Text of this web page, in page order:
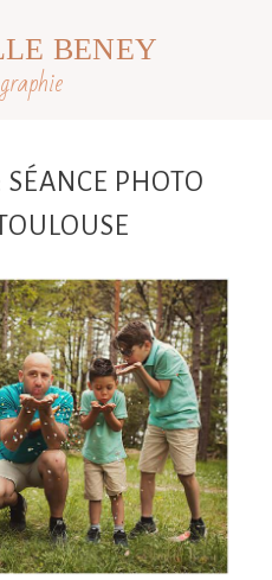
BENEY
SÉANCE PHOTO
dans le lauragais